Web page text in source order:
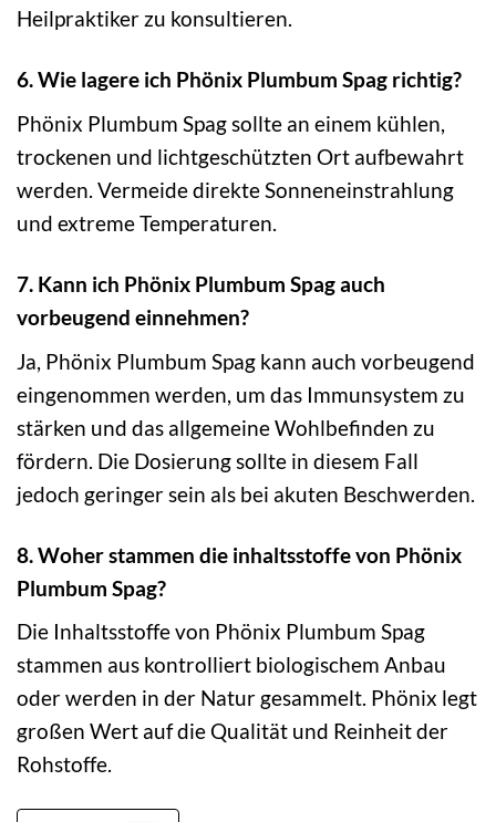
Heilpraktiker zu konsultieren.
6. Wie lagere ich Phönix Plumbum Spag richtig?
Phönix Plumbum Spag sollte an einem kühlen,
trockenen und lichtgeschützten Ort aufbewahrt
werden. Vermeide direkte Sonneneinstrahlung
und extreme Temperaturen.
7. Kann ich Phönix Plumbum Spag auch
vorbeugend einnehmen?
Ja, Phönix Plumbum Spag kann auch vorbeugend
eingenommen werden, um das Immunsystem zu
stärken und das allgemeine Wohlbefinden zu
fördern. Die Dosierung sollte in diesem Fall
jedoch geringer sein als bei akuten Beschwerden.
8. Woher stammen die inhaltsstoffe von Phönix
Plumbum Spag?
Die Inhaltsstoffe von Phönix Plumbum Spag
stammen aus kontrolliert biologischem Anbau
oder werden in der Natur gesammelt. Phönix legt
großen Wert auf die Qualität und Reinheit der
Rohstoffe.